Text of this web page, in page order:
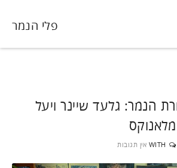
פלי הנמר
הנמר: גלעד שיינר ויעל
WITH אין תגובות